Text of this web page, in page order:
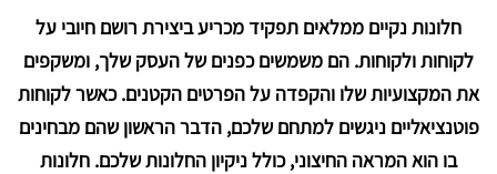
חלונות נקיים ממלאים תפקיד מכריע ביצירת רושם חיובי על
לקוחות ולקוחות. הם משמשים כפנים של העסק שלך, ומשקפים
את המקצועיות שלו והקפדה על הפרטים הקטנים. כאשר לקוחות
פוטנציאליים ניגשים למתחם שלכם, הדבר הראשון שהם מבחינים
בו הוא המראה החיצוני, כולל ניקיון החלונות שלכם. חלונות